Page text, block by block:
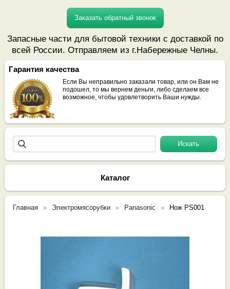
Заказать обратный звонок
Запасные части для бытовой техники с доставкой по
всей России. Отправляем из г.Набережные Челны.
Гарантия качества
Если Вы неправильно заказали товар, или он Вам не
подошел, то мы вернем деньги, либо сделаем все
возможное, чтобы удовлетворить Ваши нужды.
Каталог
Главная Электромясорубки Panasonic Нож PS001